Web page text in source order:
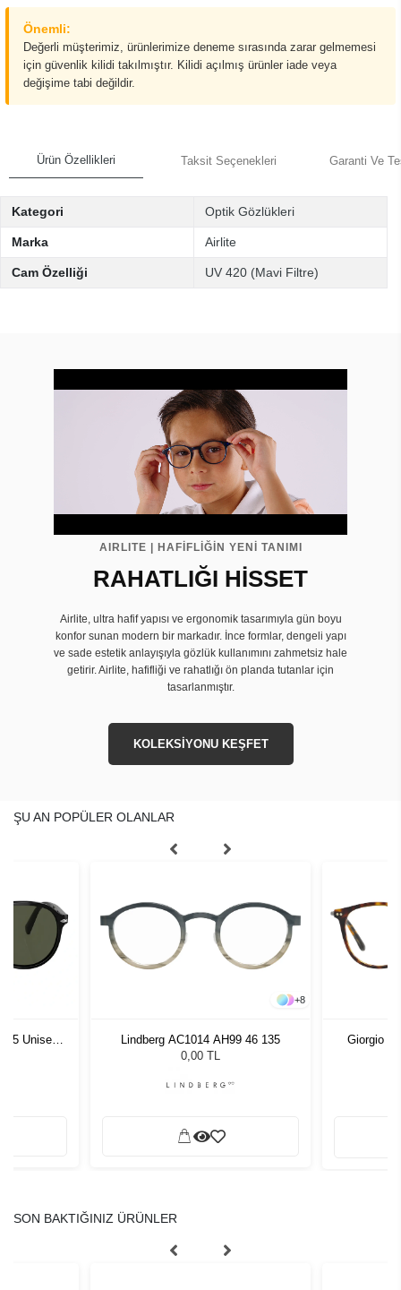
Önemli:
Değerli müşterimiz, ürünlerimize deneme sırasında zarar gelmemesi
için güvenlik kilidi takılmıştır. Kilidi açılmış ürünler iade veya
değişime tabi değildir.
Ürün Özellikleri Taksit Seçenekleri Garanti Ve
Kategori Optik Gözlükleri
Marka Airlite
Cam Özelliği UV 420 (Mavi Filtre)
AIRLITE | HAFİFLİĞİN YENİ TANIMI
RAHATLIĞI HİSSET
Airlite, ultra hafif yapısı ve ergonomik tasarımıyla gün boyu
konfor sunan modern bir markadır. İnce formlar, dengeli yapı
ve sade estetik anlayışıyla gözlük kullanımını zahmetsiz hale
getirir. Airlite, hafifliği ve rahatlığı ön planda tutanlar için
tasarlanmıştır.
KOLEKSİYONU KEŞFET
ŞU AN POPÜLER OLANLAR
55 Unisex
+8
Lindberg AC1014 AH99 46 135
0,00 TL
Giorgio
SON BAKTIĞINIZ ÜRÜNLER